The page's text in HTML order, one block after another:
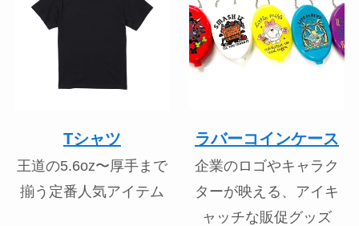
Tシャツ
王道の5.6oz〜厚手まで
揃う定番人気アイテム
ラバーコインケース
企業のロゴやキャラク
ターが映える、アイキ
ャッチな販促グッズ